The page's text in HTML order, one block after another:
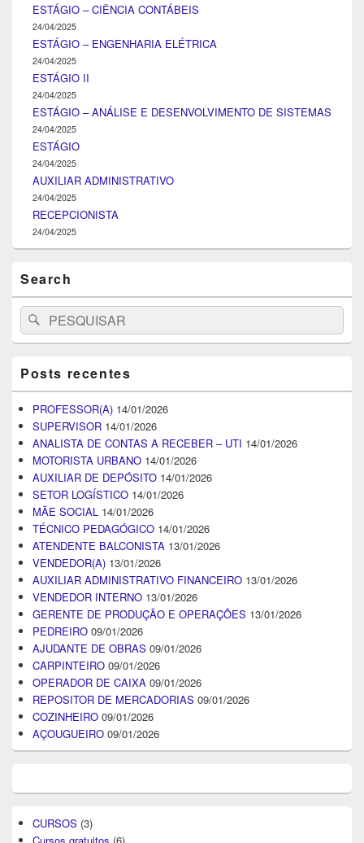
ESTÁGIO – CIÊNCIA CONTÁBEIS
24/04/2025
ESTÁGIO – ENGENHARIA ELÉTRICA
24/04/2025
ESTÁGIO II
24/04/2025
ESTÁGIO – ANÁLISE E DESENVOLVIMENTO DE SISTEMAS
24/04/2025
ESTÁGIO
24/04/2025
AUXILIAR ADMINISTRATIVO
24/04/2025
RECEPCIONISTA
24/04/2025
Search
Search
for:
Pesquisar
Posts recentes
PROFESSOR(A) 14/01/2026
SUPERVISOR 14/01/2026
ANALISTA DE CONTAS A RECEBER – UTI 14/01/2026
MOTORISTA URBANO 14/01/2026
AUXILIAR DE DEPÓSITO 14/01/2026
SETOR LOGÍSTICO 14/01/2026
MÃE SOCIAL 14/01/2026
TÉCNICO PEDAGÓGICO 14/01/2026
ATENDENTE BALCONISTA 13/01/2026
VENDEDOR(A) 13/01/2026
AUXILIAR ADMINISTRATIVO FINANCEIRO 13/01/2026
VENDEDOR INTERNO 13/01/2026
GERENTE DE PRODUÇÃO E OPERAÇÕES 13/01/2026
PEDREIRO 09/01/2026
AJUDANTE DE OBRAS 09/01/2026
CARPINTEIRO 09/01/2026
OPERADOR DE CAIXA 09/01/2026
REPOSITOR DE MERCADORIAS 09/01/2026
COZINHEIRO 09/01/2026
AÇOUGUEIRO 09/01/2026
CURSOS (3)